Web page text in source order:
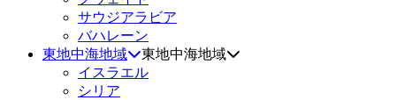
サウジアラビア
バハレーン
東地中海地域
東地中海地域
イスラエル
シリア